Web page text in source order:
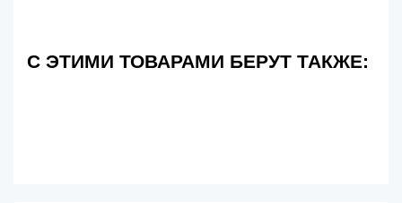
С ЭТИМИ ТОВАРАМИ БЕРУТ ТАКЖЕ: